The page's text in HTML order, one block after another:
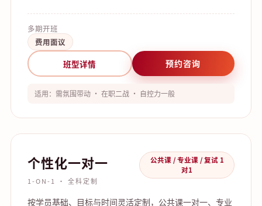
多期开班
费用面议
班型详情 预约咨询
适用：需氛围带动 · 在职二战 · 自控力一般
个性化一对一
1-ON-1 · 全科定制
公共课 / 专业课 / 复试 1
对1
按学员基础、目标与时间灵活定制，公共课一对一、专业